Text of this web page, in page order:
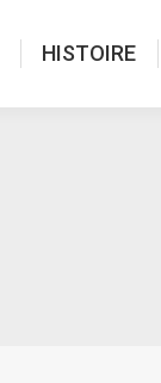
HISTOIRE